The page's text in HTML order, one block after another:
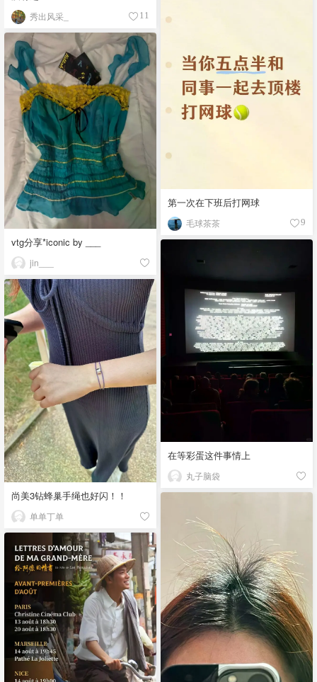
秀出风采_ 11
第一次在下班后打网球
毛球茶茶 9
vtg分享*iconic by ___
jin___
在等彩蛋这件事情上
丸子脑袋
尚美3钻蜂巢手绳也好闪！！
单单丁单